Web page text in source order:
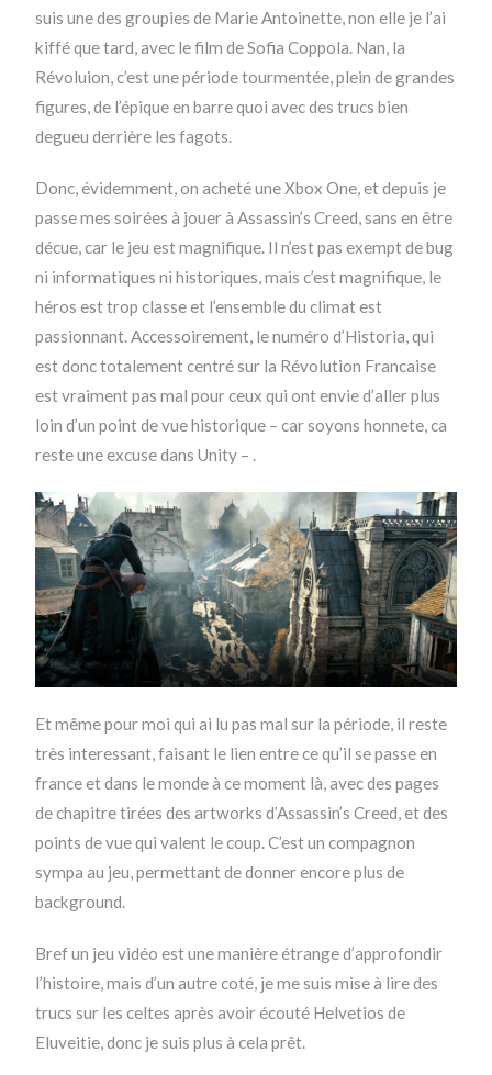
suis une des groupies de Marie Antoinette, non elle je l’ai
kiffé que tard, avec le film de Sofia Coppola. Nan, la
Révoluion, c’est une période tourmentée, plein de grandes
figures, de l’épique en barre quoi avec des trucs bien
degueu derrière les fagots.
Donc, évidemment, on acheté une Xbox One, et depuis je
passe mes soirées à jouer à Assassin’s Creed, sans en être
décue, car le jeu est magnifique. Il n’est pas exempt de bug
ni informatiques ni historiques, mais c’est magnifique, le
héros est trop classe et l’ensemble du climat est
passionnant. Accessoirement, le numéro d’Historia, qui
est donc totalement centré sur la Révolution Francaise
est vraiment pas mal pour ceux qui ont envie d’aller plus
loin d’un point de vue historique – car soyons honnete, ca
reste une excuse dans Unity – .
Et même pour moi qui ai lu pas mal sur la période, il reste
très interessant, faisant le lien entre ce qu’il se passe en
france et dans le monde à ce moment là, avec des pages
de chapitre tirées des artworks d’Assassin’s Creed, et des
points de vue qui valent le coup. C’est un compagnon
sympa au jeu, permettant de donner encore plus de
background.
Bref un jeu vidéo est une manière étrange d’approfondir
l’histoire, mais d’un autre coté, je me suis mise à lire des
trucs sur les celtes après avoir écouté Helvetios de
Eluveitie, donc je suis plus à cela prêt.